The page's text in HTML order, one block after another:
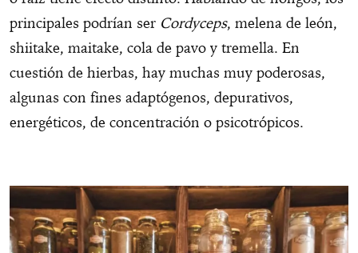
principales podrían ser Cordyceps, melena de león,
shiitake, maitake, cola de pavo y tremella. En
cuestión de hierbas, hay muchas muy poderosas,
algunas con fines adaptógenos, depurativos,
energéticos, de concentración o psicotrópicos.